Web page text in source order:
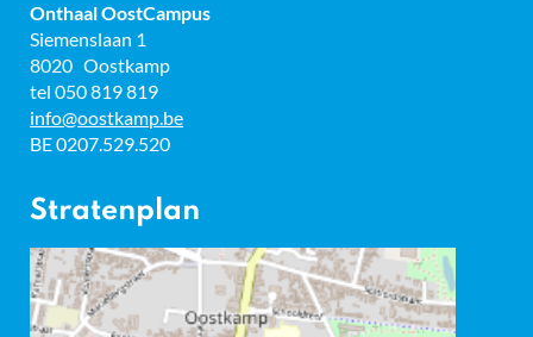
Onthaal OostCampus
Adres
Siemenslaan 1
8020 Oostkamp
tel 050 819 819
E-
mail
info@oostkamp.be
BTW
BE 0207.529.520
Stratenplan